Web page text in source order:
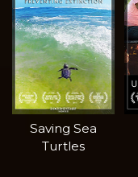
Saving Sea
Turtles